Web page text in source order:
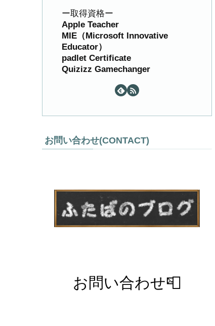
ー取得資格ー
Apple Teacher
MIE（Microsoft Innovative
Educator）
padlet Certificate
Quizizz Gamechanger
お問い合わせ(CONTACT)